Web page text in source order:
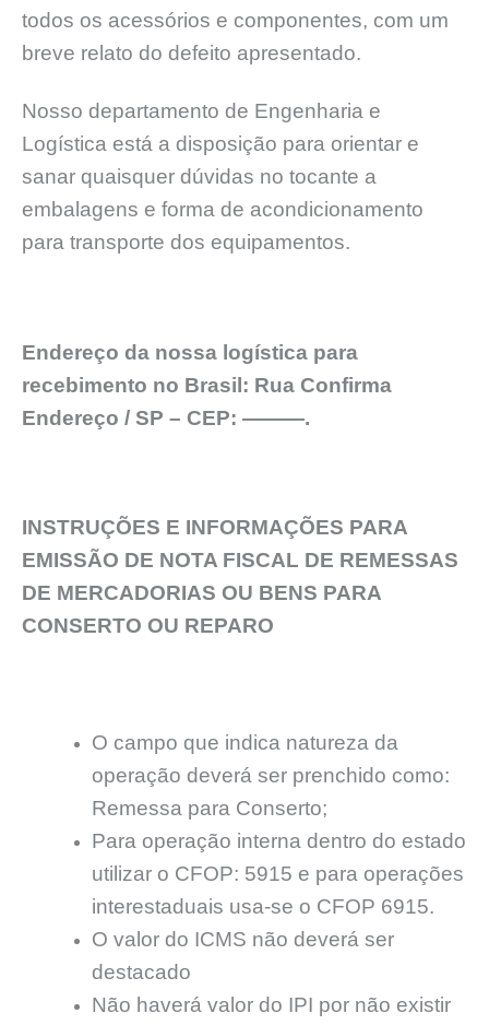
todos os acessórios e componentes, com um
breve relato do defeito apresentado.
Nosso departamento de Engenharia e
Logística está a disposição para orientar e
sanar quaisquer dúvidas no tocante a
embalagens e forma de acondicionamento
para transporte dos equipamentos.
Endereço da nossa logística para
recebimento no Brasil: Rua Confirma
Endereço / SP – CEP: ———.
INSTRUÇÕES E INFORMAÇÕES PARA
EMISSÃO DE NOTA FISCAL DE REMESSAS
DE MERCADORIAS OU BENS PARA
CONSERTO OU REPARO
O campo que indica natureza da
operação deverá ser prenchido como:
Remessa para Conserto;
Para operação interna dentro do estado
utilizar o CFOP: 5915 e para operações
interestaduais usa-se o CFOP 6915.
O valor do ICMS não deverá ser
destacado
Não haverá valor do IPI por não existir